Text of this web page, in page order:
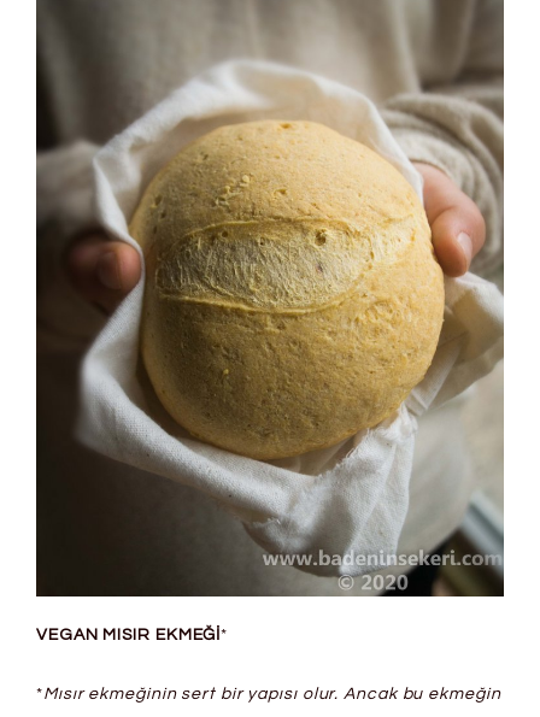
VEGAN MISIR EKMEĞİ*
*Mısır ekmeğinin sert bir yapısı olur. Ancak bu ekmeğin